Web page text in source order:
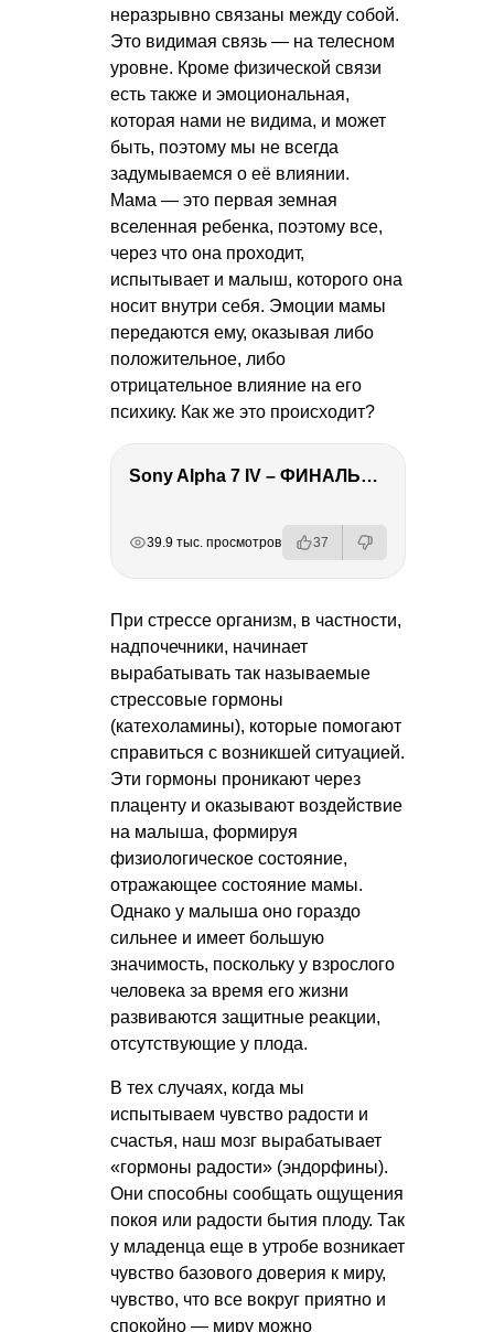
неразрывно связаны между собой.
Это видимая связь — на телесном
уровне. Кроме физической связи
есть также и эмоциональная,
которая нами не видима, и может
быть, поэтому мы не всегда
задумываемся о её влиянии.
Мама — это первая земная
вселенная ребенка, поэтому все,
через что она проходит,
испытывает и малыш, которого она
носит внутри себя. Эмоции мамы
передаются ему, оказывая либо
положительное, либо
отрицательное влияние на его
психику. Как же это происходит?
Sony Alpha 7 IV – ФИНАЛЬНЫЙ ОБЗОР
39.9 тыс. просмотров 37
При стрессе организм, в частности,
надпочечники, начинает
вырабатывать так называемые
стрессовые гормоны
(катехоламины), которые помогают
справиться с возникшей ситуацией.
Эти гормоны проникают через
плаценту и оказывают воздействие
на малыша, формируя
физиологическое состояние,
отражающее состояние мамы.
Однако у малыша оно гораздо
сильнее и имеет большую
значимость, поскольку у взрослого
человека за время его жизни
развиваются защитные реакции,
отсутствующие у плода.
В тех случаях, когда мы
испытываем чувство радости и
счастья, наш мозг вырабатывает
«гормоны радости» (эндорфины).
Они способны сообщать ощущения
покоя или радости бытия плоду. Так
у младенца еще в утробе возникает
чувство базового доверия к миру,
чувство, что все вокруг приятно и
спокойно — миру можно